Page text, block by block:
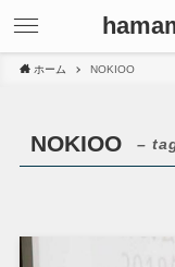
ホーム NOKIOO
NOKIOO –